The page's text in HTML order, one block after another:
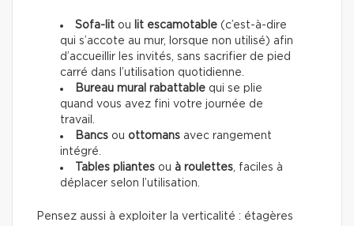
Sofa-lit ou lit escamotable (c’est-à-dire
qui s’accote au mur, lorsque non utilisé) afin
d’accueillir les invités, sans sacrifier de pied
carré dans l’utilisation quotidienne.
Bureau mural rabattable qui se plie
quand vous avez fini votre journée de
travail.
Bancs ou ottomans avec rangement
intégré.
Tables pliantes ou à roulettes, faciles à
déplacer selon l’utilisation.
Pensez aussi à exploiter la verticalité : étagères